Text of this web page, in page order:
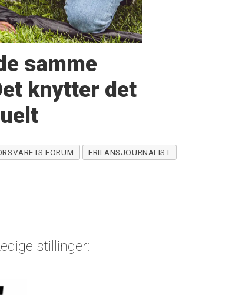
samme
knytter det
FORUM FRILANSJOURNALIST
stillinger: